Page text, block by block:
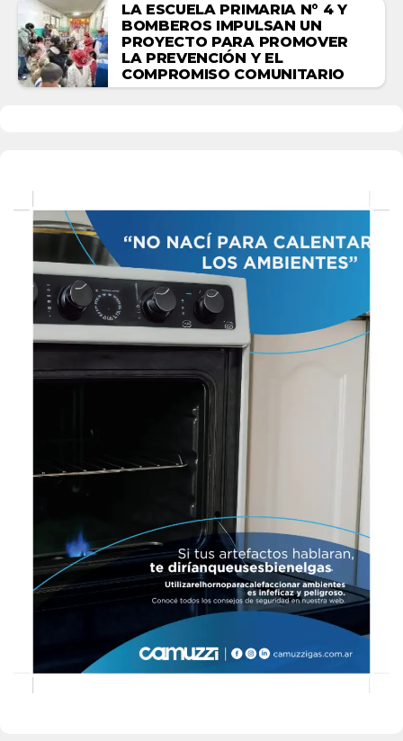
LA ESCUELA PRIMARIA N° 4 Y
BOMBEROS IMPULSAN UN
PROYECTO PARA PROMOVER
LA PREVENCIÓN Y EL
COMPROMISO COMUNITARIO